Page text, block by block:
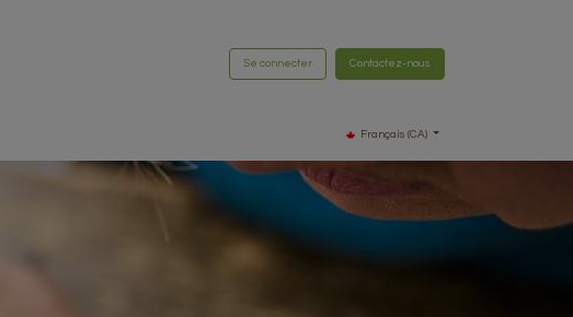
Se connecter Contactez-nous
Français (CA)